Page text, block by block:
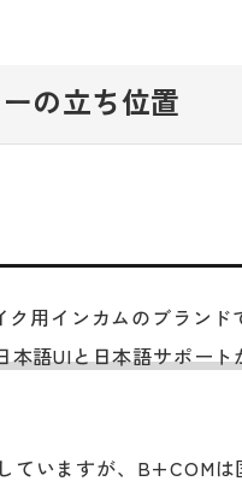
の立ち位置
用インカムのブランド
本語UIと日本語サポート
ていますが、B+COMは